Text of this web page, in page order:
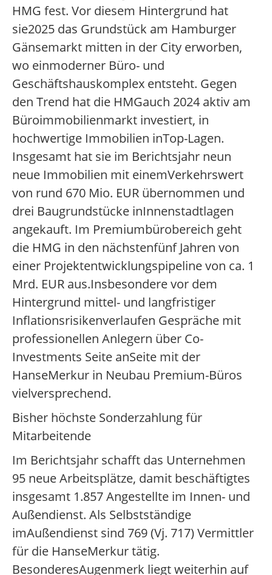
HMG fest. Vor diesem Hintergrund hat
sie2025 das Grundstück am Hamburger
Gänsemarkt mitten in der City erworben,
wo einmoderner Büro- und
Geschäftshauskomplex entsteht. Gegen
den Trend hat die HMGauch 2024 aktiv am
Büroimmobilienmarkt investiert, in
hochwertige Immobilien inTop-Lagen.
Insgesamt hat sie im Berichtsjahr neun
neue Immobilien mit einemVerkehrswert
von rund 670 Mio. EUR übernommen und
drei Baugrundstücke inInnenstadtlagen
angekauft. Im Premiumbürobereich geht
die HMG in den nächstenfünf Jahren von
einer Projektentwicklungspipeline von ca. 1
Mrd. EUR aus.Insbesondere vor dem
Hintergrund mittel- und langfristiger
Inflationsrisikenverlaufen Gespräche mit
professionellen Anlegern über Co-
Investments Seite anSeite mit der
HanseMerkur in Neubau Premium-Büros
vielversprechend.
Bisher höchste Sonderzahlung für
Mitarbeitende
Im Berichtsjahr schafft das Unternehmen
95 neue Arbeitsplätze, damit beschäftigtes
insgesamt 1.857 Angestellte im Innen- und
Außendienst. Als Selbstständige
imAußendienst sind 769 (Vj. 717) Vermittler
für die HanseMerkur tätig.
BesonderesAugenmerk liegt weiterhin auf